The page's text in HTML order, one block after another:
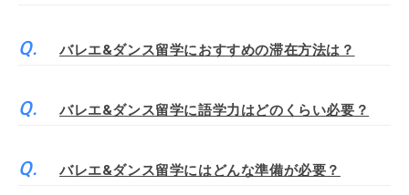
バレエ&ダンス留学におすすめの滞在方法は？
バレエ&ダンス留学に語学力はどのくらい必要？
バレエ&ダンス留学にはどんな準備が必要？